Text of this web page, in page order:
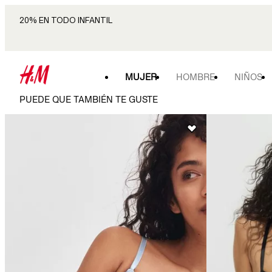
20% EN TODO INFANTIL
MUJER HOMBRE NIÑOS
PUEDE QUE TAMBIÉN TE GUSTE